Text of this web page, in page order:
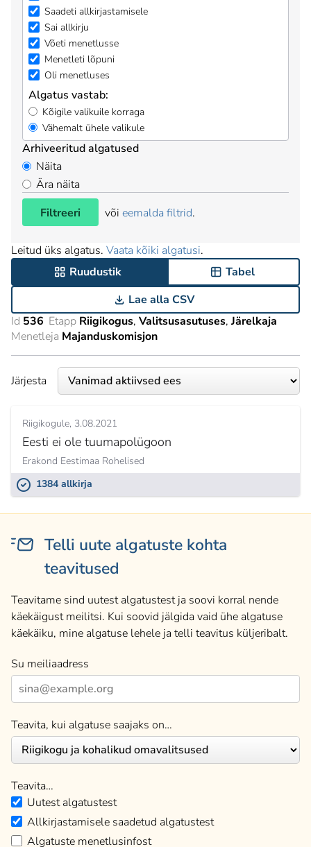
Saadeti allkirjastamisele
Sai allkirju
Võeti menetlusse
Menetleti lõpuni
Oli menetluses
Algatus vastab:
Kõigile valikuile korraga
Vähemalt ühele valikule
Arhiveeritud algatused
Näita
Ära näita
Filtreeri
või eemalda filtrid.
Leitud üks algatus. Vaata kõiki algatusi.
Ruudustik
Tabel
Lae alla CSV
Id 536 Etapp Riigikogus Valitsusasutuses Järelkaja
Menetleja Majanduskomisjon
Järjesta
Riigikogule 3.08.2021
Eesti ei ole tuumapolügoon
Erakond Eestimaa Rohelised
1384 allkirja
Telli uute algatuste kohta
teavitused
Teavitame sind uutest algatustest ja soovi korral nende
käekäigust meilitsi. Kui soovid jälgida vaid ühe algatuse
käekäiku, mine algatuse lehele ja telli teavitus küljeribalt.
Su meiliaadress
Teavita, kui algatuse saajaks on…
Teavita…
Uutest algatustest
Allkirjastamisele saadetud algatustest
Algatuste menetlusinfost